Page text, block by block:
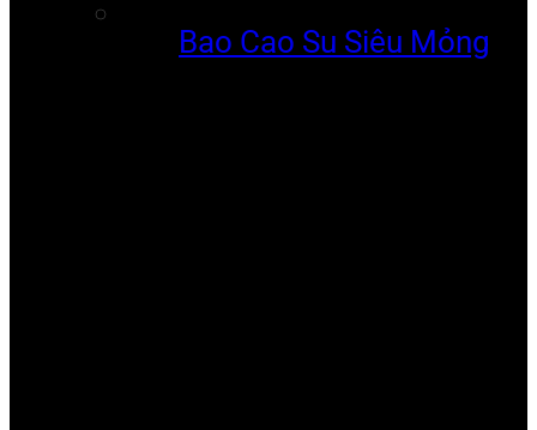
Bao Cao Su Siêu Mỏng